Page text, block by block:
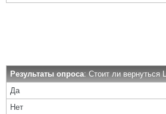
Результаты опроса: Стоит ли вернуться
Да
Нет